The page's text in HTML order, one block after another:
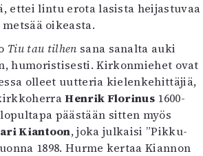
ettei lintu erota lasista heijastuvaa
metsää oikeasta.
Tiu tau tilhen sana sanalta auki
humoristisesti. Kirkonmiehet ovat
olleet uutteria kielenkehittäjiä,
Henrik Florinus 1600-
päästään sitten myös
Kiantoon, joka julkaisi ”Pikku-
1898. Hurme kertaa Kiannon